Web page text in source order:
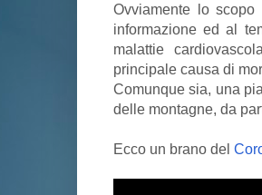
Ovviamente lo
informazione ed al
malattie
principale causa di
Comunque sia, una
delle montagne, da
Ecco un brano del